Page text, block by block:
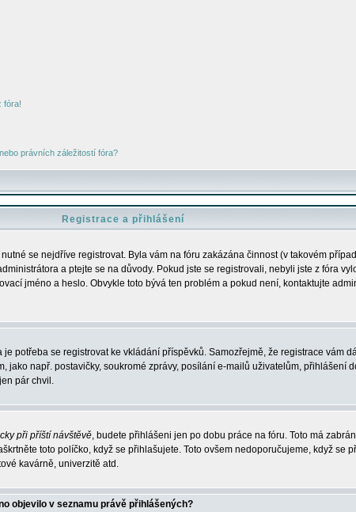
fóra!
právních záležitostí fóra?
Registrace a přihlášení
se nejdříve registrovat. Byla vám na fóru zakázána činnost (v takovém
a ptejte se na důvody. Pokud jste se registrovali, nebyli jste z fóra
jméno a heslo. Obvykle toto bývá ten problém a pokud není, kontaktujte
potřeba se registrovat ke vkládání příspěvků. Samozřejmě, že registrace vám
jako např. postavičky, soukromé zprávy, posílání e-mailů uživatelům, přihlášení
pár chvil.
při příští návštěvě, budete přihlášeni jen po dobu práce na fóru. Toto má
toto políčko, když se přihlašujete. Toto ovšem nedoporučujeme, když se
kavárně, univerzitě atd.
objevilo v seznamu právě přihlášených?